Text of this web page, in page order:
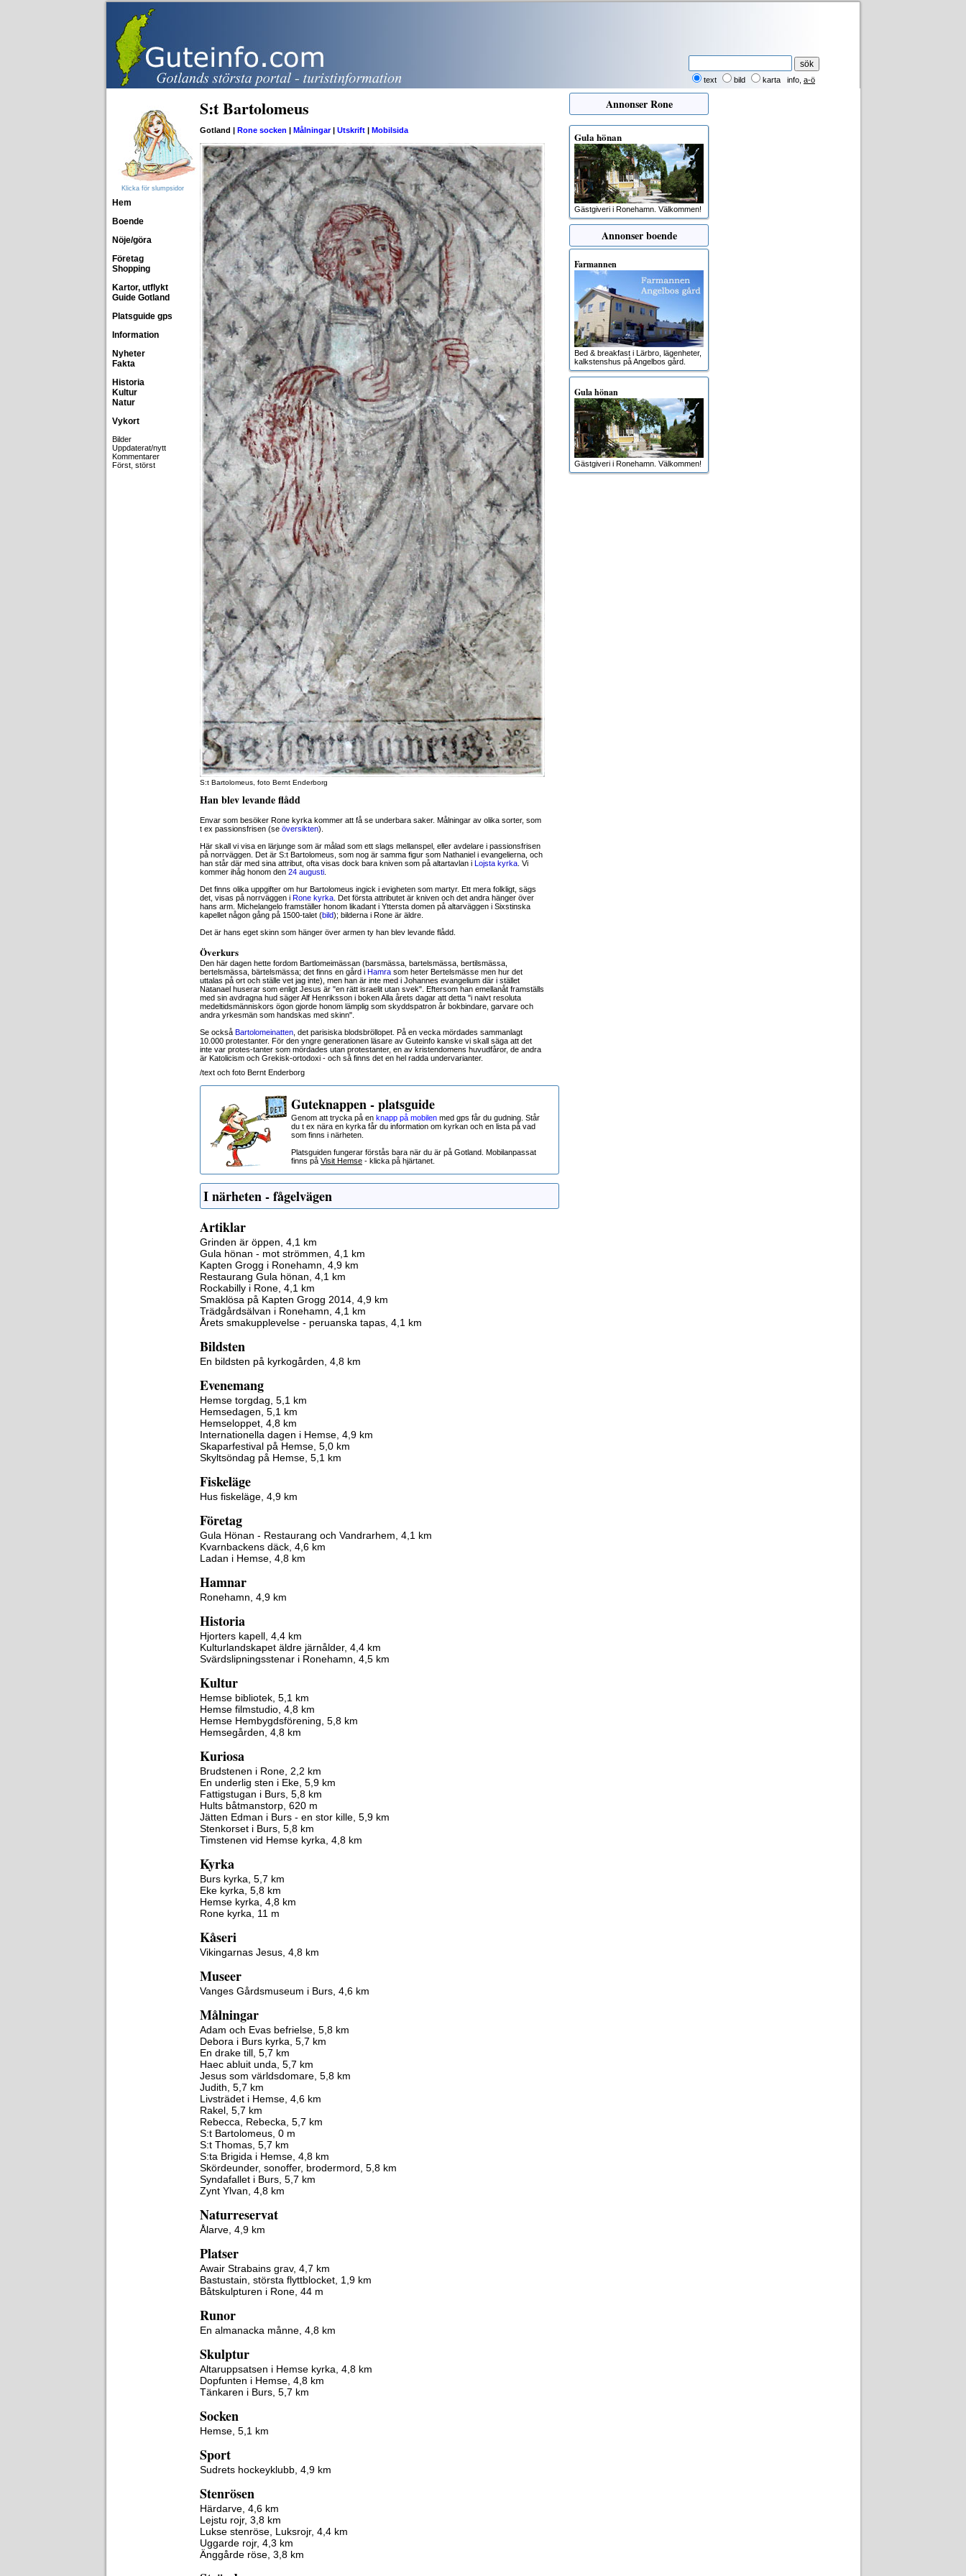
text bild karta info a-ö
Klicka för slumpsidor
Hem
Boende
Nöje/göra
Företag
Shopping
Kartor, utflykt
Guide Gotland
Platsguide gps
Information
Nyheter
Fakta
Historia
Kultur
Natur
Vykort
Bilder
Uppdaterat/nytt
Kommentarer
Först, störst
S:t Bartolomeus
Gotland | Rone socken | Målningar| Utskrift | Mobilsida
S:t Bartolomeus, foto Bernt Enderborg
Han blev levande flådd
Envar som besöker Rone kyrka kommer att få se underbara saker. Målningar av olika sorter, som
t ex passionsfrisen (se översikten).
Här skall vi visa en lärjunge som är målad som ett slags mellanspel, eller avdelare i passionsfrisen
på norrväggen. Det är S:t Bartolomeus, som nog är samma figur som Nathaniel i evangelierna, och
han står där med sina attribut, ofta visas dock bara kniven som på altartavlan i Lojsta kyrka . Vi
kommer ihåg honom den 24 augusti
Det finns olika uppgifter om hur Bartolomeus ingick i evigheten som martyr. Ett mera folkligt, sägs
det, visas på norrväggen i Rone kyrka . Det första attributet är kniven och det andra hänger över
hans arm. Michelangelo framställer honom likadant i Yttersta domen på altarväggen i Sixstinska
kapellet någon gång på 1500-talet (bild); bilderna i Rone är äldre.
Det är hans eget skinn som hänger över armen ty han blev levande flådd.
Överkurs
Den här dagen hette fordom Bartlomeimässan (barsmässa, bartelsmässa, bertilsmässa,
bertelsmässa, bärtelsmässa; det finns en gård i Hamra som heter Bertelsmässe men hur det
uttalas på ort och ställe vet jag inte), men han är inte med i Johannes evangelium där i stället
Natanael huserar som enligt Jesus är "en rätt israelit utan svek". Eftersom han emellanåt framställs
med sin avdragna hud säger Alf Henriksson i boken Alla årets dagar att detta "i naivt resoluta
medeltidsmänniskors ögon gjorde honom lämplig som skyddspatron år bokbindare, garvare och
andra yrkesmän som handskas med skinn".
Se också Bartolomeinatten , det parisiska blodsbröllopet. På en vecka mördades sammanlagt
10.000 protestanter. För den yngre generationen läsare av Guteinfo kanske vi skall säga att det
inte var protes-tanter som mördades utan protestanter, en av kristendomens huvudfåror, de andra
är Katolicism och Grekisk-ortodoxi - och så finns det en hel radda undervarianter.
/text och foto Bernt Enderborg
Guteknappen - platsguide
Genom att trycka på en knapp på mobilen med gps får du gudning. Står
du t ex nära en kyrka får du information om kyrkan och en lista på vad
som finns i närheten.
Platsguiden fungerar förstås bara när du är på Gotland. Mobilanpassat
finns på Visit Hemse - klicka på hjärtanet.
I närheten - fågelvägen
Artiklar
Grinden är öppen, 4,1 km
Gula hönan - mot strömmen, 4,1 km
Kapten Grogg i Ronehamn, 4,9 km
Restaurang Gula hönan, 4,1 km
Rockabilly i Rone, 4,1 km
Smaklösa på Kapten Grogg 2014, 4,9 km
Trädgårdsälvan i Ronehamn, 4,1 km
Årets smakupplevelse - peruanska tapas, 4,1 km
Bildsten
En bildsten på kyrkogården, 4,8 km
Evenemang
Hemse torgdag, 5,1 km
Hemsedagen, 5,1 km
Hemseloppet, 4,8 km
Internationella dagen i Hemse, 4,9 km
Skaparfestival på Hemse, 5,0 km
Skyltsöndag på Hemse, 5,1 km
Fiskeläge
Hus fiskeläge, 4,9 km
Företag
Gula Hönan - Restaurang och Vandrarhem, 4,1 km
Kvarnbackens däck, 4,6 km
Ladan i Hemse, 4,8 km
Hamnar
Ronehamn, 4,9 km
Historia
Hjorters kapell, 4,4 km
Kulturlandskapet äldre järnålder, 4,4 km
Svärdslipningsstenar i Ronehamn, 4,5 km
Kultur
Hemse bibliotek, 5,1 km
Hemse filmstudio, 4,8 km
Hemse Hembygdsförening, 5,8 km
Hemsegården, 4,8 km
Kuriosa
Brudstenen i Rone, 2,2 km
En underlig sten i Eke, 5,9 km
Fattigstugan i Burs, 5,8 km
Hults båtmanstorp, 620 m
Jätten Edman i Burs - en stor kille, 5,9 km
Stenkorset i Burs, 5,8 km
Timstenen vid Hemse kyrka, 4,8 km
Kyrka
Burs kyrka, 5,7 km
Eke kyrka, 5,8 km
Hemse kyrka, 4,8 km
Rone kyrka, 11 m
Kåseri
Vikingarnas Jesus, 4,8 km
Museer
Vanges Gårdsmuseum i Burs, 4,6 km
Målningar
Adam och Evas befrielse, 5,8 km
Debora i Burs kyrka, 5,7 km
En drake till, 5,7 km
Haec abluit unda, 5,7 km
Jesus som världsdomare, 5,8 km
Judith, 5,7 km
Livsträdet i Hemse, 4,6 km
Rakel, 5,7 km
Rebecca, Rebecka, 5,7 km
S:t Bartolomeus, 0 m
S:t Thomas, 5,7 km
S:ta Brigida i Hemse, 4,8 km
Skördeunder, sonoffer, brodermord, 5,8 km
Syndafallet i Burs, 5,7 km
Zynt Ylvan, 4,8 km
Naturreservat
Ålarve, 4,9 km
Platser
Awair Strabains grav, 4,7 km
Bastustain, största flyttblocket, 1,9 km
Båtskulpturen i Rone, 44 m
Runor
En almanacka månne, 4,8 km
Skulptur
Altaruppsatsen i Hemse kyrka, 4,8 km
Dopfunten i Hemse, 4,8 km
Tänkaren i Burs, 5,7 km
Socken
Hemse, 5,1 km
Sport
Sudrets hockeyklubb, 4,9 km
Stenrösen
Härdarve, 4,6 km
Lejstu rojr, 3,8 km
Lukse stenröse, Luksrojr, 4,4 km
Uggarde rojr, 4,3 km
Änggårde röse, 3,8 km
AnnonserRone
Gula hönan
Gästgiveri i Ronehamn. Välkommen!
Annonser boende
Farmannen
Bed & breakfast i Lärbro, lägenheter,
kalkstenshus på Angelbos gård.
Gula hönan
Gästgiveri i Ronehamn. Välkommen!